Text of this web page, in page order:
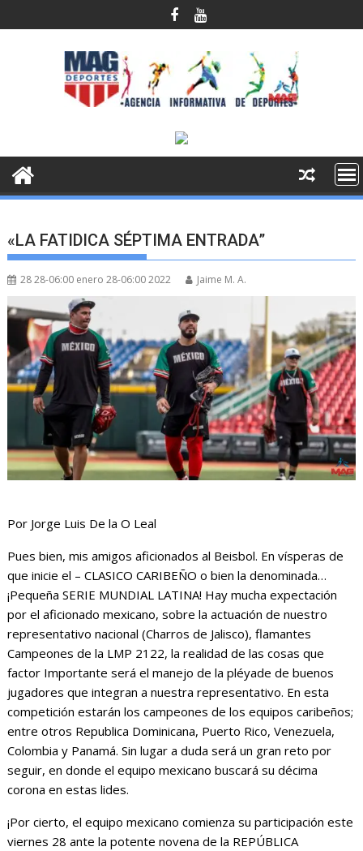
al
«LA FATIDICA SÉPTIMA ENTRADA”
28 28-06:00 enero 28-06:00 2022 Jaime M. A.
Por Jorge Luis De la O Leal
Pues bien, mis amigos aficionados al Beisbol. En vísperas de
que inicie el – CLASICO CARIBEÑO o bien la denominada…
¡Pequeña SERIE MUNDIAL LATINA! Hay mucha expectación
por el aficionado mexicano, sobre la actuación de nuestro
representativo nacional (Charros de Jalisco), flamantes
Campeones de la LMP 2122, la realidad de las cosas que
factor Importante será el manejo de la pléyade de buenos
jugadores que integran a nuestra representativo. En esta
competición estarán los campeones de los equipos caribeños;
entre otros Republica Dominicana, Puerto Rico, Venezuela,
Colombia y Panamá. Sin lugar a duda será un gran reto por
seguir, en donde el equipo mexicano buscará su décima
corona en estas lides.
¡Por cierto, el equipo mexicano comienza su participación este
viernes 28 ante la potente novena de la REPÚBLICA